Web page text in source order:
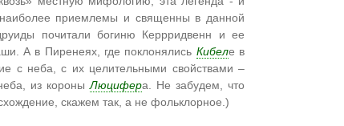
приемлемы и священны в данной
почитали богиню Керрридвенн и ее
А в Пиренеях, где поклонялись Кибеле в
с неба, с их целительными свойствами –
из короны Люцифера. Не забудем, что
скажем так, а не фольклорное.)